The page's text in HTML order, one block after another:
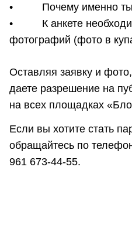
• Почему именно ты
• К анкете
фотографий (фото в
Оставляя заявку и
даете разрешение на
на всех площадках
Если вы хотите стать
обращайтесь по
961 673-44-55.